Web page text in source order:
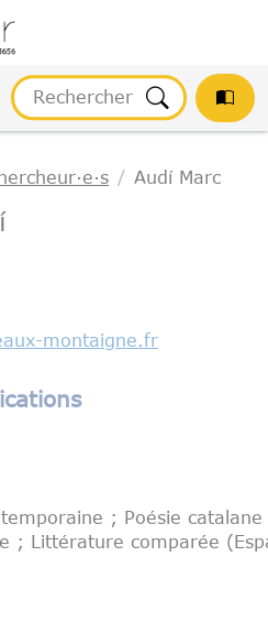
Audí Marc
montaigne.fr
; Poésie catalane
; Littérature comparée